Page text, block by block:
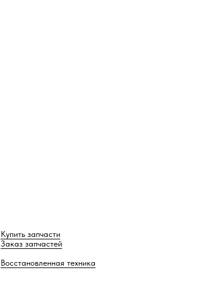
Купить запчасти
Заказ запчастей
Восстановленная техника